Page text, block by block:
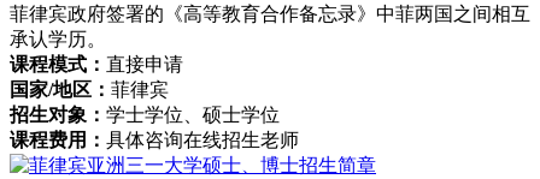
菲律宾政府签署的《高等教育合作备忘录》中菲两国之间相互
承认学历。
课程模式： 直接申请
国家/地区： 菲律宾
招生对象： 学士学位、硕士学位
课程费用： 具体咨询在线招生老师